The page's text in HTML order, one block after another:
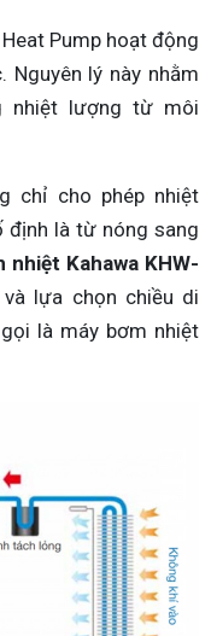
Pump hoạt động
lý này nhằm
nhiệt lượng từ môi
chỉ cho phép nhiệt
định là từ nóng sang
nhiệt Kahawa KHW-
lựa chọn chiều di
là máy bơm nhiệt